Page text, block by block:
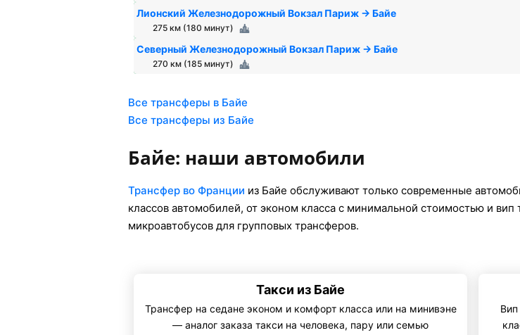
Лионский Железнодорожный Вокзал Париж → Байе
275 км (180 минут)
Северный Железнодорожный Вокзал Париж → Байе
270 км (185 минут)
Все трансферы в Байе
Все трансферы из Байе
Байе: наши автомобили
Трансфер во Франции из Байе обслуживают только современные
классов автомобилей, от эконом класса с минимальной стоимостью и
микроавтобусов для групповых трансферов.
Такси из Байе
Трансфер на седане эконом и комфорт класса или на минивэне
— аналог заказа такси на человека, пару или семью